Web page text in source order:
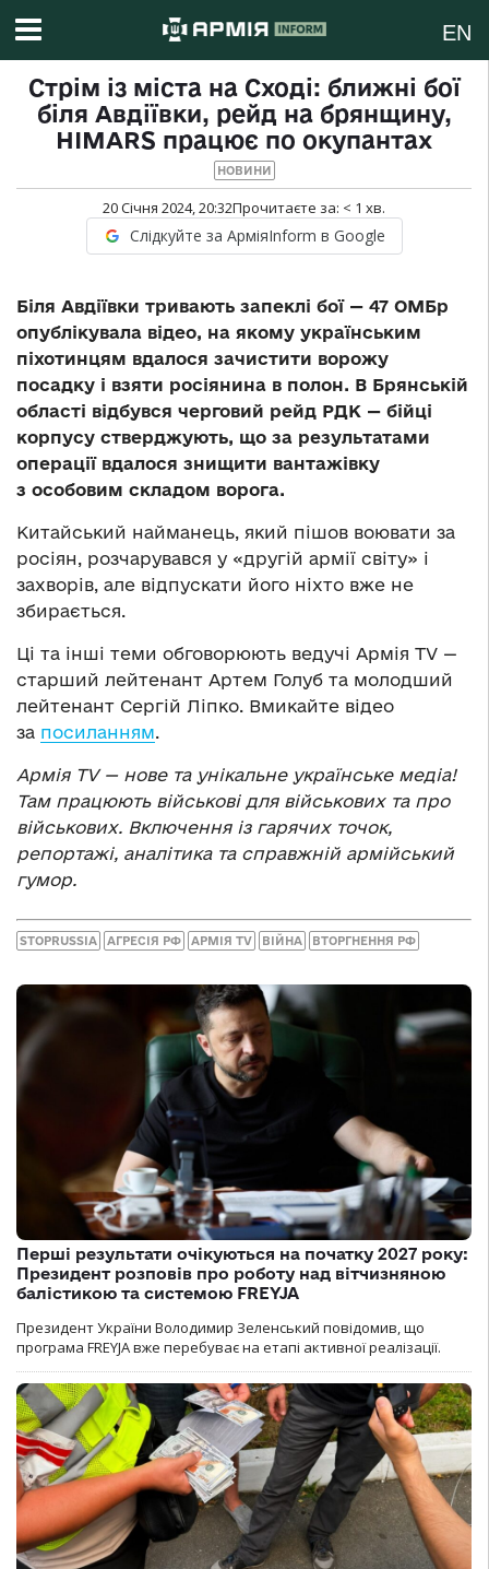
EN
Стрім із міста на Сході: ближні бої
біля Авдіївки, рейд на брянщину,
HIMARS працює по окупантах
НОВИНИ
20 Січня 2024, 20:32Прочитаєте за: < 1 хв.
Слідкуйте за АрміяInform в Google
Біля Авдіївки тривають запеклі бої — 47 ОМБр
опублікувала відео, на якому українським
піхотинцям вдалося зачистити ворожу
посадку і взяти росіянина в полон. В Брянській
області відбувся черговий рейд РДК — бійці
корпусу стверджують, що за результатами
операції вдалося знищити вантажівку
з особовим складом ворога.
Китайський найманець, який пішов воювати за
росіян, розчарувався у «другій армії світу» і
захворів, але відпускати його ніхто вже не
збирається.
Ці та інші теми обговорюють ведучі Армія TV —
старший лейтенант Артем Голуб та молодший
лейтенант Сергій Ліпко. Вмикайте відео
за посиланням.
Армія TV — нове та унікальне українське медіа!
Там працюють військові для військових та про
військових. Включення із гарячих точок,
репортажі, аналітика та справжній армійський
гумор.
STOPRUSSIA АГРЕСІЯ РФ АРМІЯ TV ВІЙНА ВТОРГНЕННЯ РФ
Перші результати очікуються на початку 2027 року:
Президент розповів про роботу над вітчизняною
балістикою та системою FREYJA
Президент України Володимир Зеленський повідомив, що
програма FREYJA вже перебуває на етапі активної реалізації.